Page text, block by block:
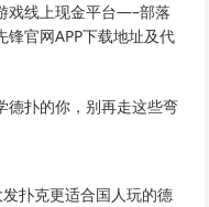
戏线上现金平台—–部落
锋官网APP下载地址及代
德扑的你，别再走这些弯
扑克更适合国人玩的德